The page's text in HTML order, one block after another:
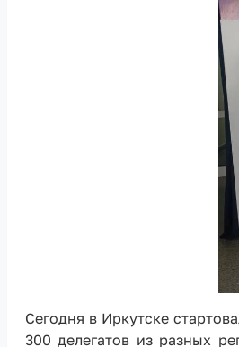
Сегодня в Иркутске
300 делегатов из разных